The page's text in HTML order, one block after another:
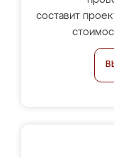
составит